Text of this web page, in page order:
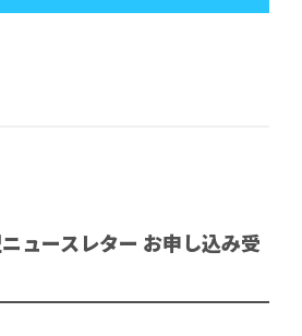
ュースレター お申し込み受